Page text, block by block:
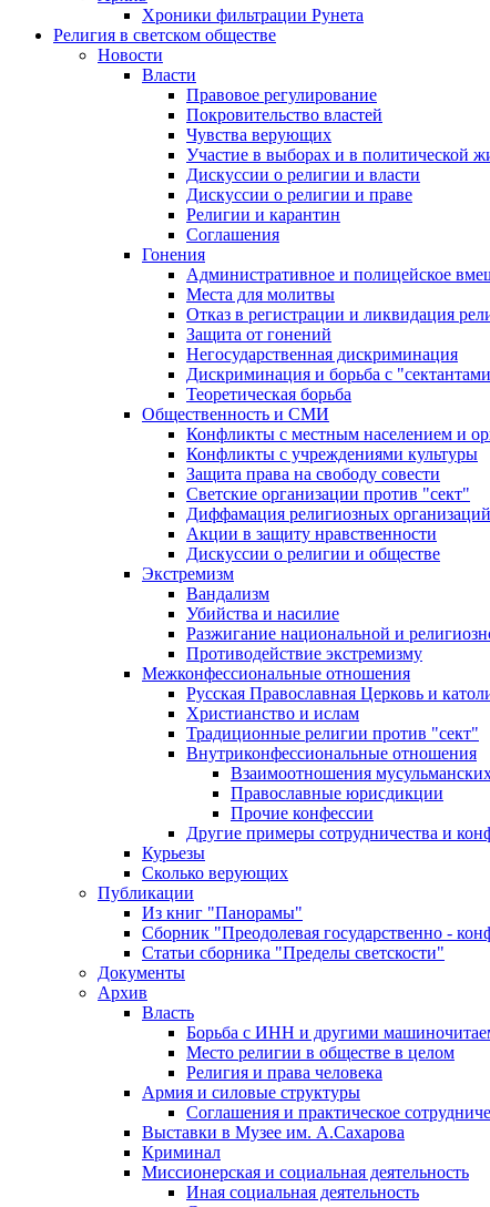
Хроники фильтрации Рунета
Религия в светском обществе
Новости
Власти
Правовое регулирование
Покровительство властей
Чувства верующих
Участие в выборах и в политической
Дискуссии о религии и власти
Дискуссии о религии и праве
Религии и карантин
Соглашения
Гонения
Административное и полицейское
Места для молитвы
Отказ в регистрации и ликвидация
Защита от гонений
Негосударственная дискриминация
Дискриминация и борьба с
Теоретическая борьба
Общественность и СМИ
Конфликты с местным населением и
Конфликты с учреждениями культуры
Защита права на свободу совести
Светские организации против "сект"
Диффамация религиозных
Акции в защиту нравственности
Дискуссии о религии и обществе
Экстремизм
Вандализм
Убийства и насилие
Разжигание национальной и
Противодействие экстремизму
Межконфессиональные отношения
Русская Православная Церковь и
Христианство и ислам
Традиционные религии против "сект"
Внутриконфессиональные отношения
Взаимоотношения
Православные юрисдикции
Прочие конфессии
Другие примеры сотрудничества и
Курьезы
Сколько верующих
Публикации
Из книг "Панорамы"
Сборник "Преодолевая государственно -
Статьи сборника "Пределы светскости"
Документы
Архив
Власть
Борьба с ИНН и другими
Место религии в обществе в целом
Религия и права человека
Армия и силовые структуры
Соглашения и практическое
Выставки в Музее им. А.Сахарова
Криминал
Миссионерская и социальная деятельность
Иная социальная деятельность